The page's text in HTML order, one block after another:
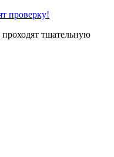
проверку!
тщательную